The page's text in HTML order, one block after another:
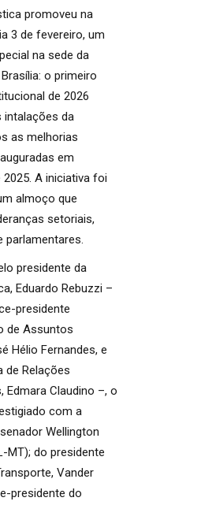
promoveu na
3 de fevereiro, um
na sede da
o primeiro
de 2026
intalações da
as melhorias
em
A iniciativa foi
almoço que
setoriais,
parlamentares.
presidente da
Eduardo Rebuzzi –
presidente
de Assuntos
Hélio Fernandes, e
de Relações
Edmara Claudino –, o
com a
Wellington
MT); do presidente
Vander
presidente do